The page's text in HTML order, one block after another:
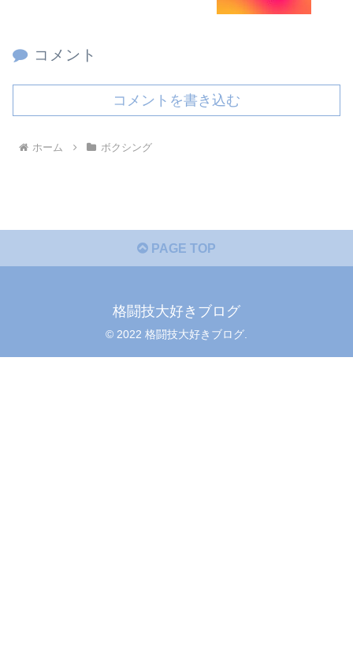
コメント
コメントを書き込む
ホーム ボクシング
PAGE TOP
格闘技大好きブログ
© 2022 格闘技大好きブログ.